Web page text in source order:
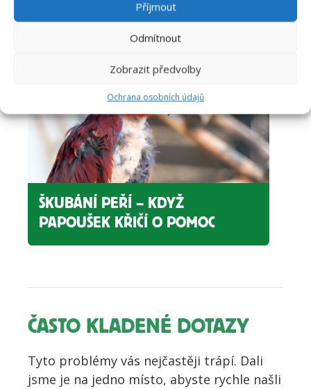
Příjmout
Odmítnout
Zobrazit předvolby
Ochrana osobních údajů
PÉČE O PTACTVO
ŠKUBÁNÍ PEŘÍ – KDYŽ
PAPOUŠEK KŘIČÍ O POMOC
ČASTO KLADENÉ DOTAZY
Tyto problémy vás nejčastěji trápí. Dali
jsme je na jedno místo, abyste rychle našli